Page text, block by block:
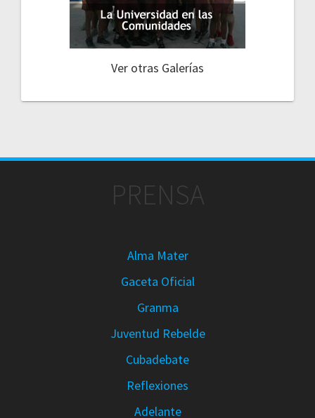
Ver otras Galerías
PRENSA
Alma Mater
Gaceta Oficial
Granma
Juventud Rebelde
Cubadebate
Reflexiones
Adelante